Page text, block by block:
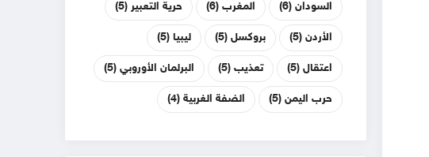
السودان(6) المغرب(6) حرية التعبير (5)
الأردن(5) بروكسل(5) ليبيا(5)
اعتقال(5) تعذيب(5) البرلمان الأوروبي(5)
حرب اليمن(5) الضفة الغربية(4)